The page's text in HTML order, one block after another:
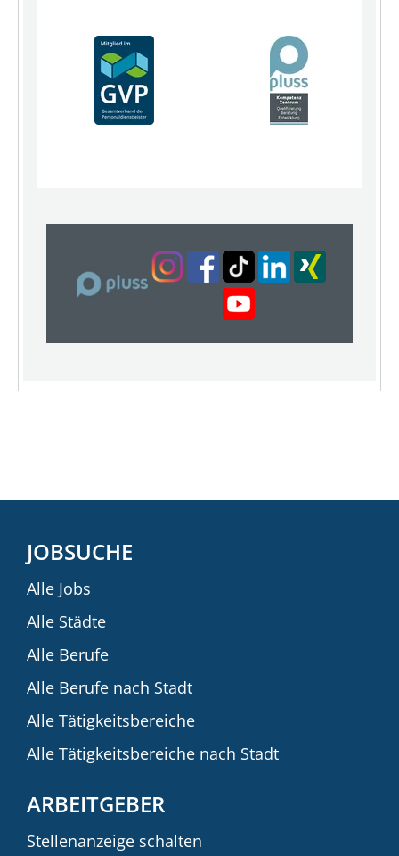
JOBSUCHE
Alle Jobs
Alle Städte
Alle Berufe
Alle Berufe nach Stadt
Alle Tätigkeitsbereiche
Alle Tätigkeitsbereiche nach Stadt
ARBEITGEBER
Stellenanzeige schalten